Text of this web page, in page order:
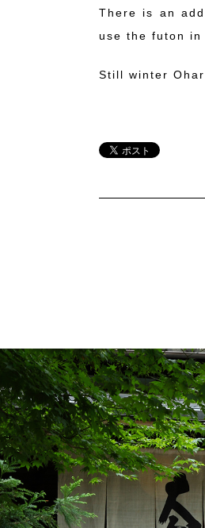
There is an
use the futon
Still winter